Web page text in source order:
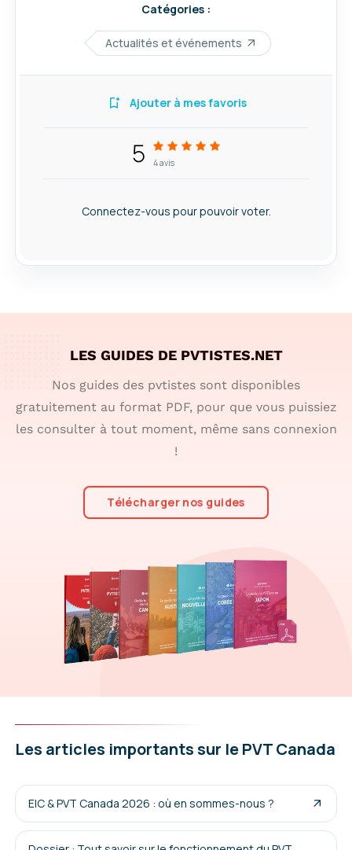
Catégories :
Actualités et événements
Ajouter à mes favoris
5 4avis
Connectez-vous pour pouvoir voter.
LES GUIDES DE PVTISTES.NET
Nos guides des pvtistes sont disponibles
gratuitement au format PDF, pour que vous puissiez
les consulter à tout moment, même sans connexion
!
Télécharger nos guides
Les articles importants sur le PVT Canada
EIC & PVT Canada 2026 : où en sommes-nous ?